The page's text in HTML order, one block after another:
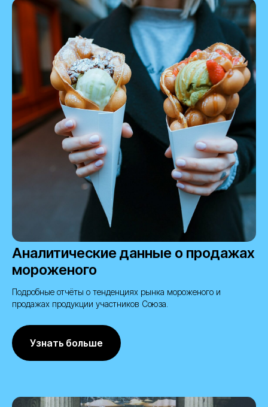
Аналитические данные о продажах
мороженого
Подробные отчёты о тенденциях рынка мороженого и
продажах продукции участников Союза.
Узнать больше